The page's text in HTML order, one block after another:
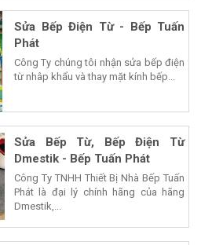
Sửa Bếp Điện Từ - Bếp Tuấn
Phát
Công Ty chúng tôi nhận sửa bếp điện
từ nhâp khẩu và thay mặt kính bếp...
Sửa Bếp Từ, Bếp Điện Từ
Dmestik - Bếp Tuấn Phát
Công Ty TNHH Thiết Bị Nhà Bếp Tuấn
Phát là đại lý chính hãng của hãng
Dmestik,...